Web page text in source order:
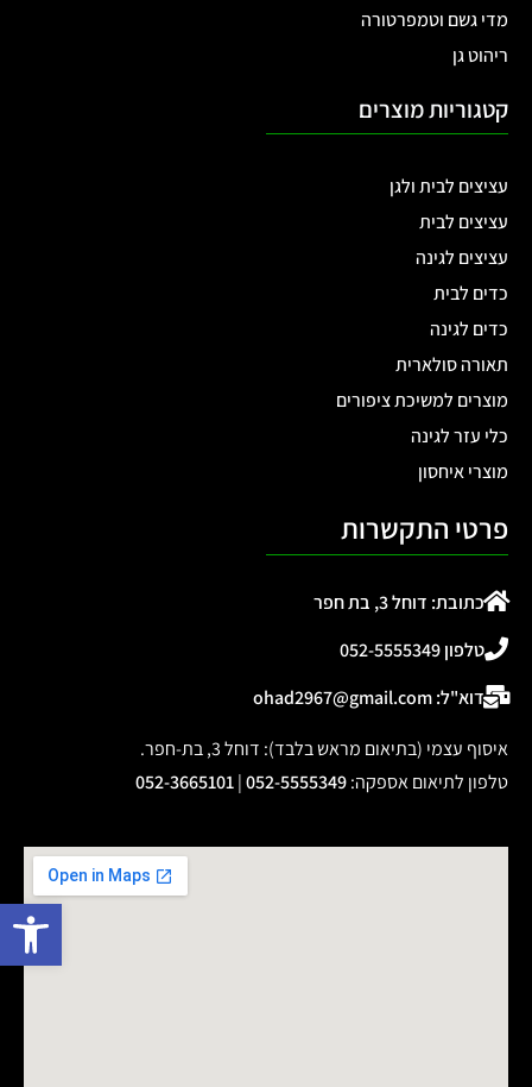
מדי גשם וטמפרטורה
ריהוט גן
קטגוריות מוצרים
עציצים לבית ולגן
עציצים לבית
עציצים לגינה
כדים לבית
כדים לגינה
תאורה סולארית
מוצרים למשיכת ציפורים
כלי עזר לגינה
מוצרי איחסון
פרטי התקשרות
כתובת: דוחל 3, בת חפר
טלפון 052-5555349
דוא"ל: ohad2967@gmail.com
איסוף עצמי (בתיאום מראש בלבד): דוחל 3, בת-חפר.
טלפון לתיאום אספקה:
052-5555349
|
052-3665101